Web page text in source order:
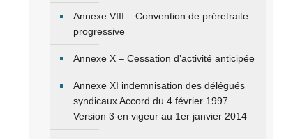
Annexe VIII – Convention de préretraite
progressive
Annexe X – Cessation d’activité anticipée
Annexe XI indemnisation des délégués
syndicaux Accord du 4 février 1997
Version 3 en vigeur au 1er janvier 2014